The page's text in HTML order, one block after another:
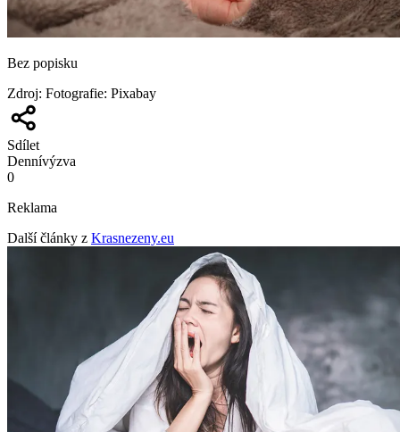
Bez popisku
Zdroj: Fotografie: Pixabay
Sdílet
Dennívýzva
0
Reklama
Další články z Krasnezeny.eu